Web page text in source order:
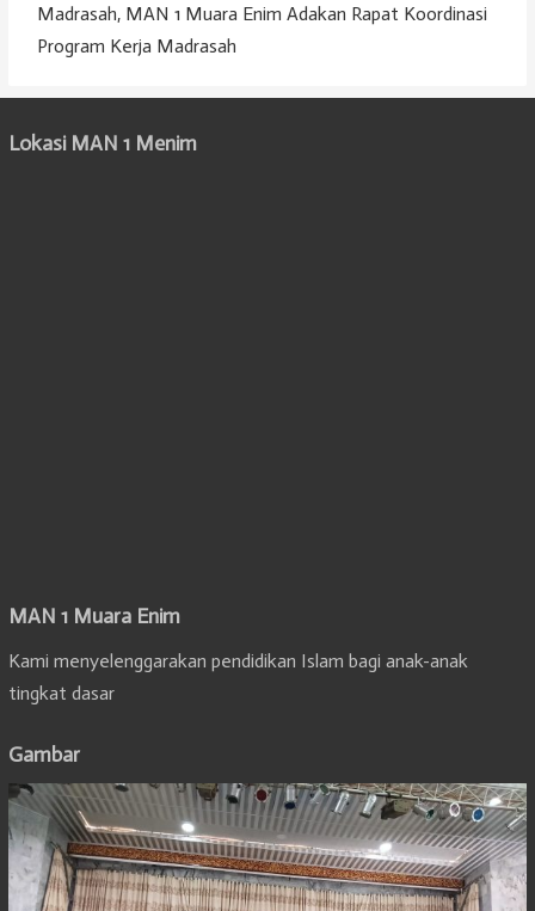
Madrasah, MAN 1 Muara Enim Adakan Rapat Koordinasi
Program Kerja Madrasah
Lokasi MAN 1 Menim
MAN 1 Muara Enim
Kami menyelenggarakan pendidikan Islam bagi anak-anak
tingkat dasar
Gambar